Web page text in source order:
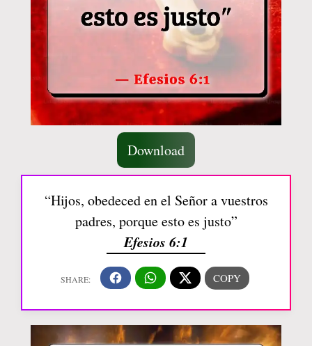
Download
“Hijos, obedeced en el Señor a vuestros
padres, porque esto es justo”
Efesios 6:1